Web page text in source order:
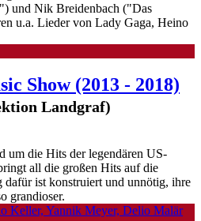
und Nik Breidenbach ("Das
u.a. Lieder von Lady Gaga, Heino
Show (2013 - 2018)
Landgraf)
um die Hits der legendären US-
all die großen Hits auf die
ist konstruiert und unnötig, ihre
grandioser.